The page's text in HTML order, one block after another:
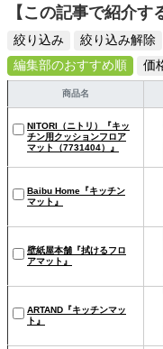
【この記事で紹介す
絞り込み
絞り込み解除
編集部のおすすめ順
価
商品名
NITORI（ニトリ）『キッ
チン用クッションフロア
マット（7731404）』
Baibu Home『キッチン
マット』
壁紙屋本舗『拭けるフロ
アマット』
ARTAND『キッチンマッ
ト』